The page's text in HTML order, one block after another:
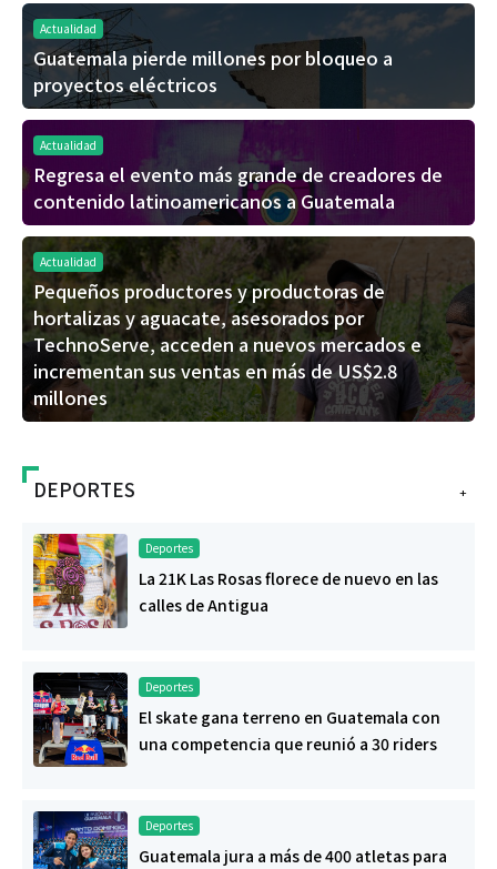
Actualidad
Guatemala pierde millones por bloqueo a
proyectos eléctricos
Actualidad
Regresa el evento más grande de creadores de
contenido latinoamericanos a Guatemala
Actualidad
Pequeños productores y productoras de
hortalizas y aguacate, asesorados por
TechnoServe, acceden a nuevos mercados e
incrementan sus ventas en más de US$2.8
millones
+
DEPORTES
Deportes
La 21K Las Rosas florece de nuevo en las
calles de Antigua
Deportes
El skate gana terreno en Guatemala con
una competencia que reunió a 30 riders
Deportes
Guatemala jura a más de 400 atletas para